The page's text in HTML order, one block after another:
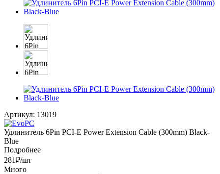
Артикул: 13019
Удлинитель 6Pin PCI-E Power Extension Cable (300mm) Black-
Blue
Подробнее
281₽/шт
Много